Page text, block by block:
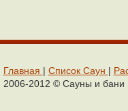
Главная | Cписок Cаун |
2006-2012 © Сaуны и бaни